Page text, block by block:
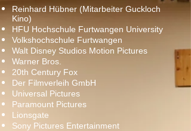
Reinhard Hübner (Mitarbeiter Guckloch
Kino)
HFU Hochschule Furtwangen University
Volkshochschule Furtwangen
Walt Disney Studios Motion Pictures
Warner Bros.
20th Century Fox
Der Filmverleih GmbH
Universal Pictures
Paramount Pictures
Lionsgate
Sony Pictures Entertainment